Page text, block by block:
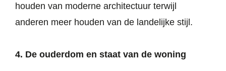
houden van moderne architectuur terwijl
anderen meer houden van de landelijke stijl.
4. De ouderdom en staat van de woning